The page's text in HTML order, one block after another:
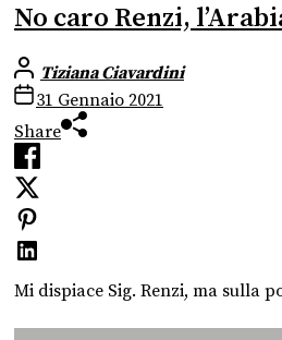
No caro Renzi,
Tiziana Ciavardini
31 Gennaio 2021
Share
Mi dispiace Sig. Renzi, ma sulla